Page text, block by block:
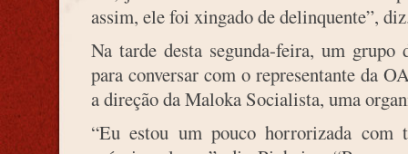
assim, ele foi xingado de delinquente”,
Na tarde desta segunda-feira, um grupo
para conversar com o representante da
a direção da Maloka Socialista, uma
“Eu estou um pouco horrorizada